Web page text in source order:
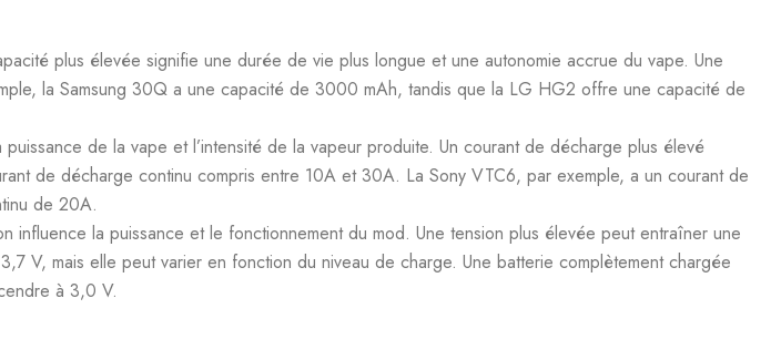
plus élevée signifie une durée de vie plus longue et une autonomie accrue du vape. Une
la Samsung 30Q a une capacité de 3000 mAh, tandis que la LG HG2 offre une capacité de
de la vape et l’intensité de la vapeur produite. Un courant de décharge plus élevé
de décharge continu compris entre 10A et 30A. La Sony VTC6, par exemple, a un courant de
de 20A.
influence la puissance et le fonctionnement du mod. Une tension plus élevée peut entraîner une
V, mais elle peut varier en fonction du niveau de charge. Une batterie complètement chargée
à 3,0 V.